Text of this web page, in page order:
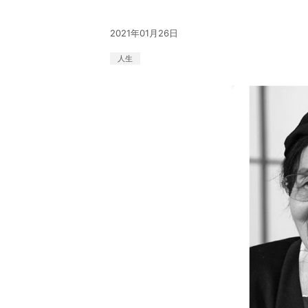
2021年01月26日
人生